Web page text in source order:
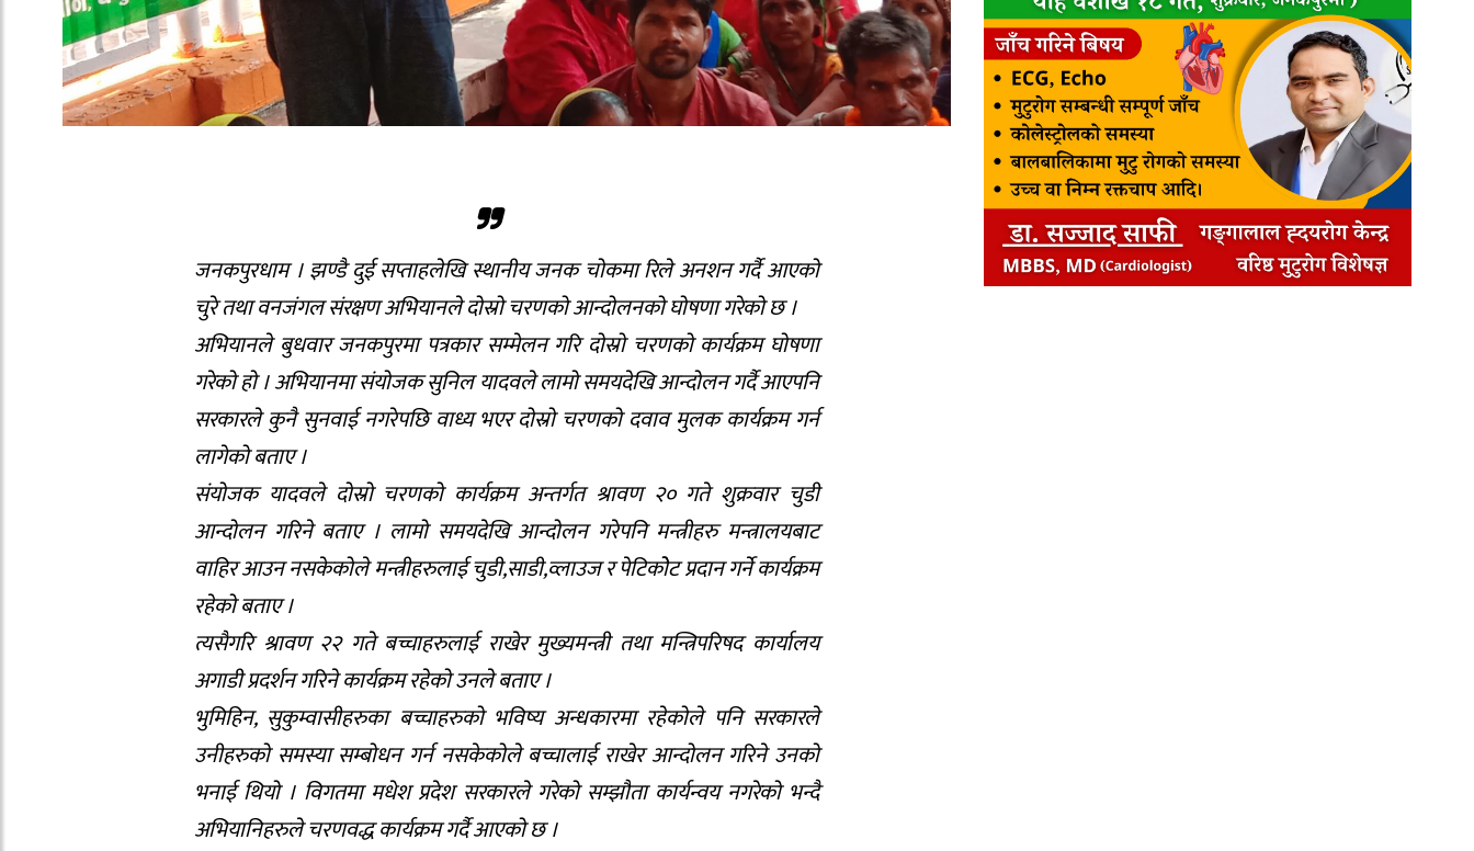
जनकपुरधाम । झण्डै दुई सप्ताहलेखि स्थानीय जनक चोकमा रिले अनशन गर्दै आएको
चुरे तथा वनजंगल संरक्षण अभियानले दोस्रो चरणको आन्दोलनको घोषणा गरेको छ ।
अभियानले बुधवार जनकपुरमा पत्रकार सम्मेलन गरि दोस्रो चरणको कार्यक्रम घोषणा
गरेको हो । अभियानमा संयोजक सुनिल यादवले लामो समयदेखि आन्दोलन गर्दै आएपनि
सरकारले कुनै सुनवाई नगरेपछि वाध्य भएर दोस्रो चरणको दवाव मुलक कार्यक्रम गर्न
लागेको बताए ।
संयोजक यादवले दोस्रो चरणको कार्यक्रम अन्तर्गत श्रावण २० गते शुक्रवार चुडी
आन्दोलन गरिने बताए । लामो समयदेखि आन्दोलन गरेपनि मन्त्रीहरु मन्त्रालयबाट
वाहिर आउन नसकेकोले मन्त्रीहरुलाई चुडी,साडी,व्लाउज र पेटिकोेट प्रदान गर्ने कार्यक्रम
रहेको बताए ।
त्यसैगरि श्रावण २२ गते बच्चाहरुलाई राखेर मुख्यमन्त्री तथा मन्त्रिपरिषद कार्यालय
अगाडी प्रदर्शन गरिने कार्यक्रम रहेको उनले बताए ।
भुमिहिन, सुकुम्वासीहरुका बच्चाहरुको भविष्य अन्धकारमा रहेकोले पनि सरकारले
उनीहरुको समस्या सम्बोधन गर्न नसकेकोले बच्चालाई राखेर आन्दोलन गरिने उनको
भनाई थियो । विगतमा मधेश प्रदेश सरकारले गरेको सम्झौता कार्यन्वय नगरेको भन्दै
अभियानिहरुले चरणवद्ध कार्यक्रम गर्दै आएको छ ।